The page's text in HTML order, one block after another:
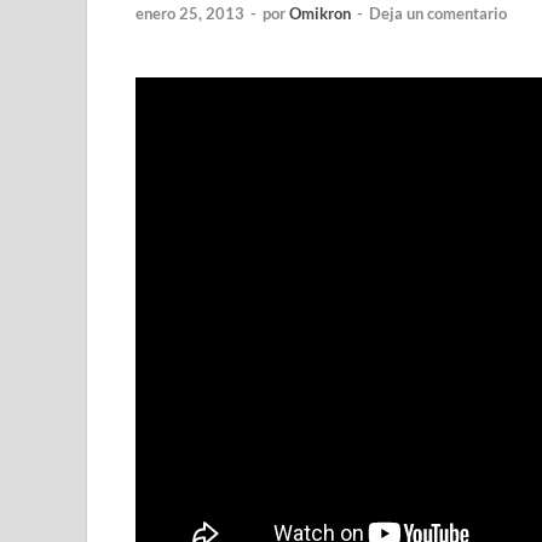
enero 25, 2013 - porOmikron - Deja un comentario